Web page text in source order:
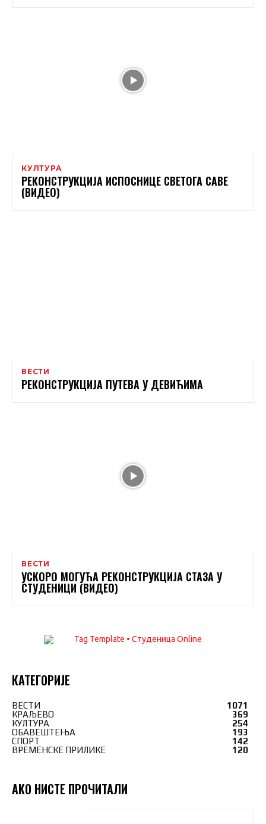
КУЛТУРА
РЕКОНСТРУКЦИЈА ИСПОСНИЦЕ СВЕТОГА САВЕ
(ВИДЕО)
ВЕСТИ
РЕКОНСТРУКЦИЈА ПУТЕВА У ДЕВИЋИМА
ВЕСТИ
УСКОРО МОГУЋА РЕКОНСТРУКЦИЈА СТАЗА У
СТУДЕНИЦИ (ВИДЕО)
КАТЕГОРИЈЕ
ВЕСТИ
1071
КРАЉЕВО
369
КУЛТУРА
254
ОБАВЕШТЕЊА
193
СПОРТ
142
ВРЕМЕНСКЕ ПРИЛИКЕ
120
АКО НИСТЕ ПРОЧИТАЛИ